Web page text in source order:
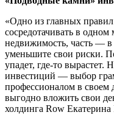
«Одно из главных
сосредотачивать в одном
недвижимость, часть — в
уменьшите свои риски.
упадет, где-то
инвестиций — выбор
профессионалом в своем
выгодно вложить свои
холдинга Row Екатерина